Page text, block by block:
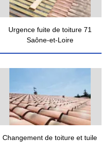
Urgence fuite de toiture 71
Saône-et-Loire
Changement de toiture et tuile